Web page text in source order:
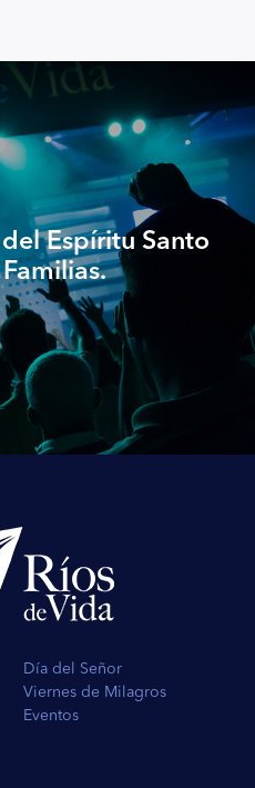
Espíritu Santo
Día del Señor
Viernes de Milagros
Eventos